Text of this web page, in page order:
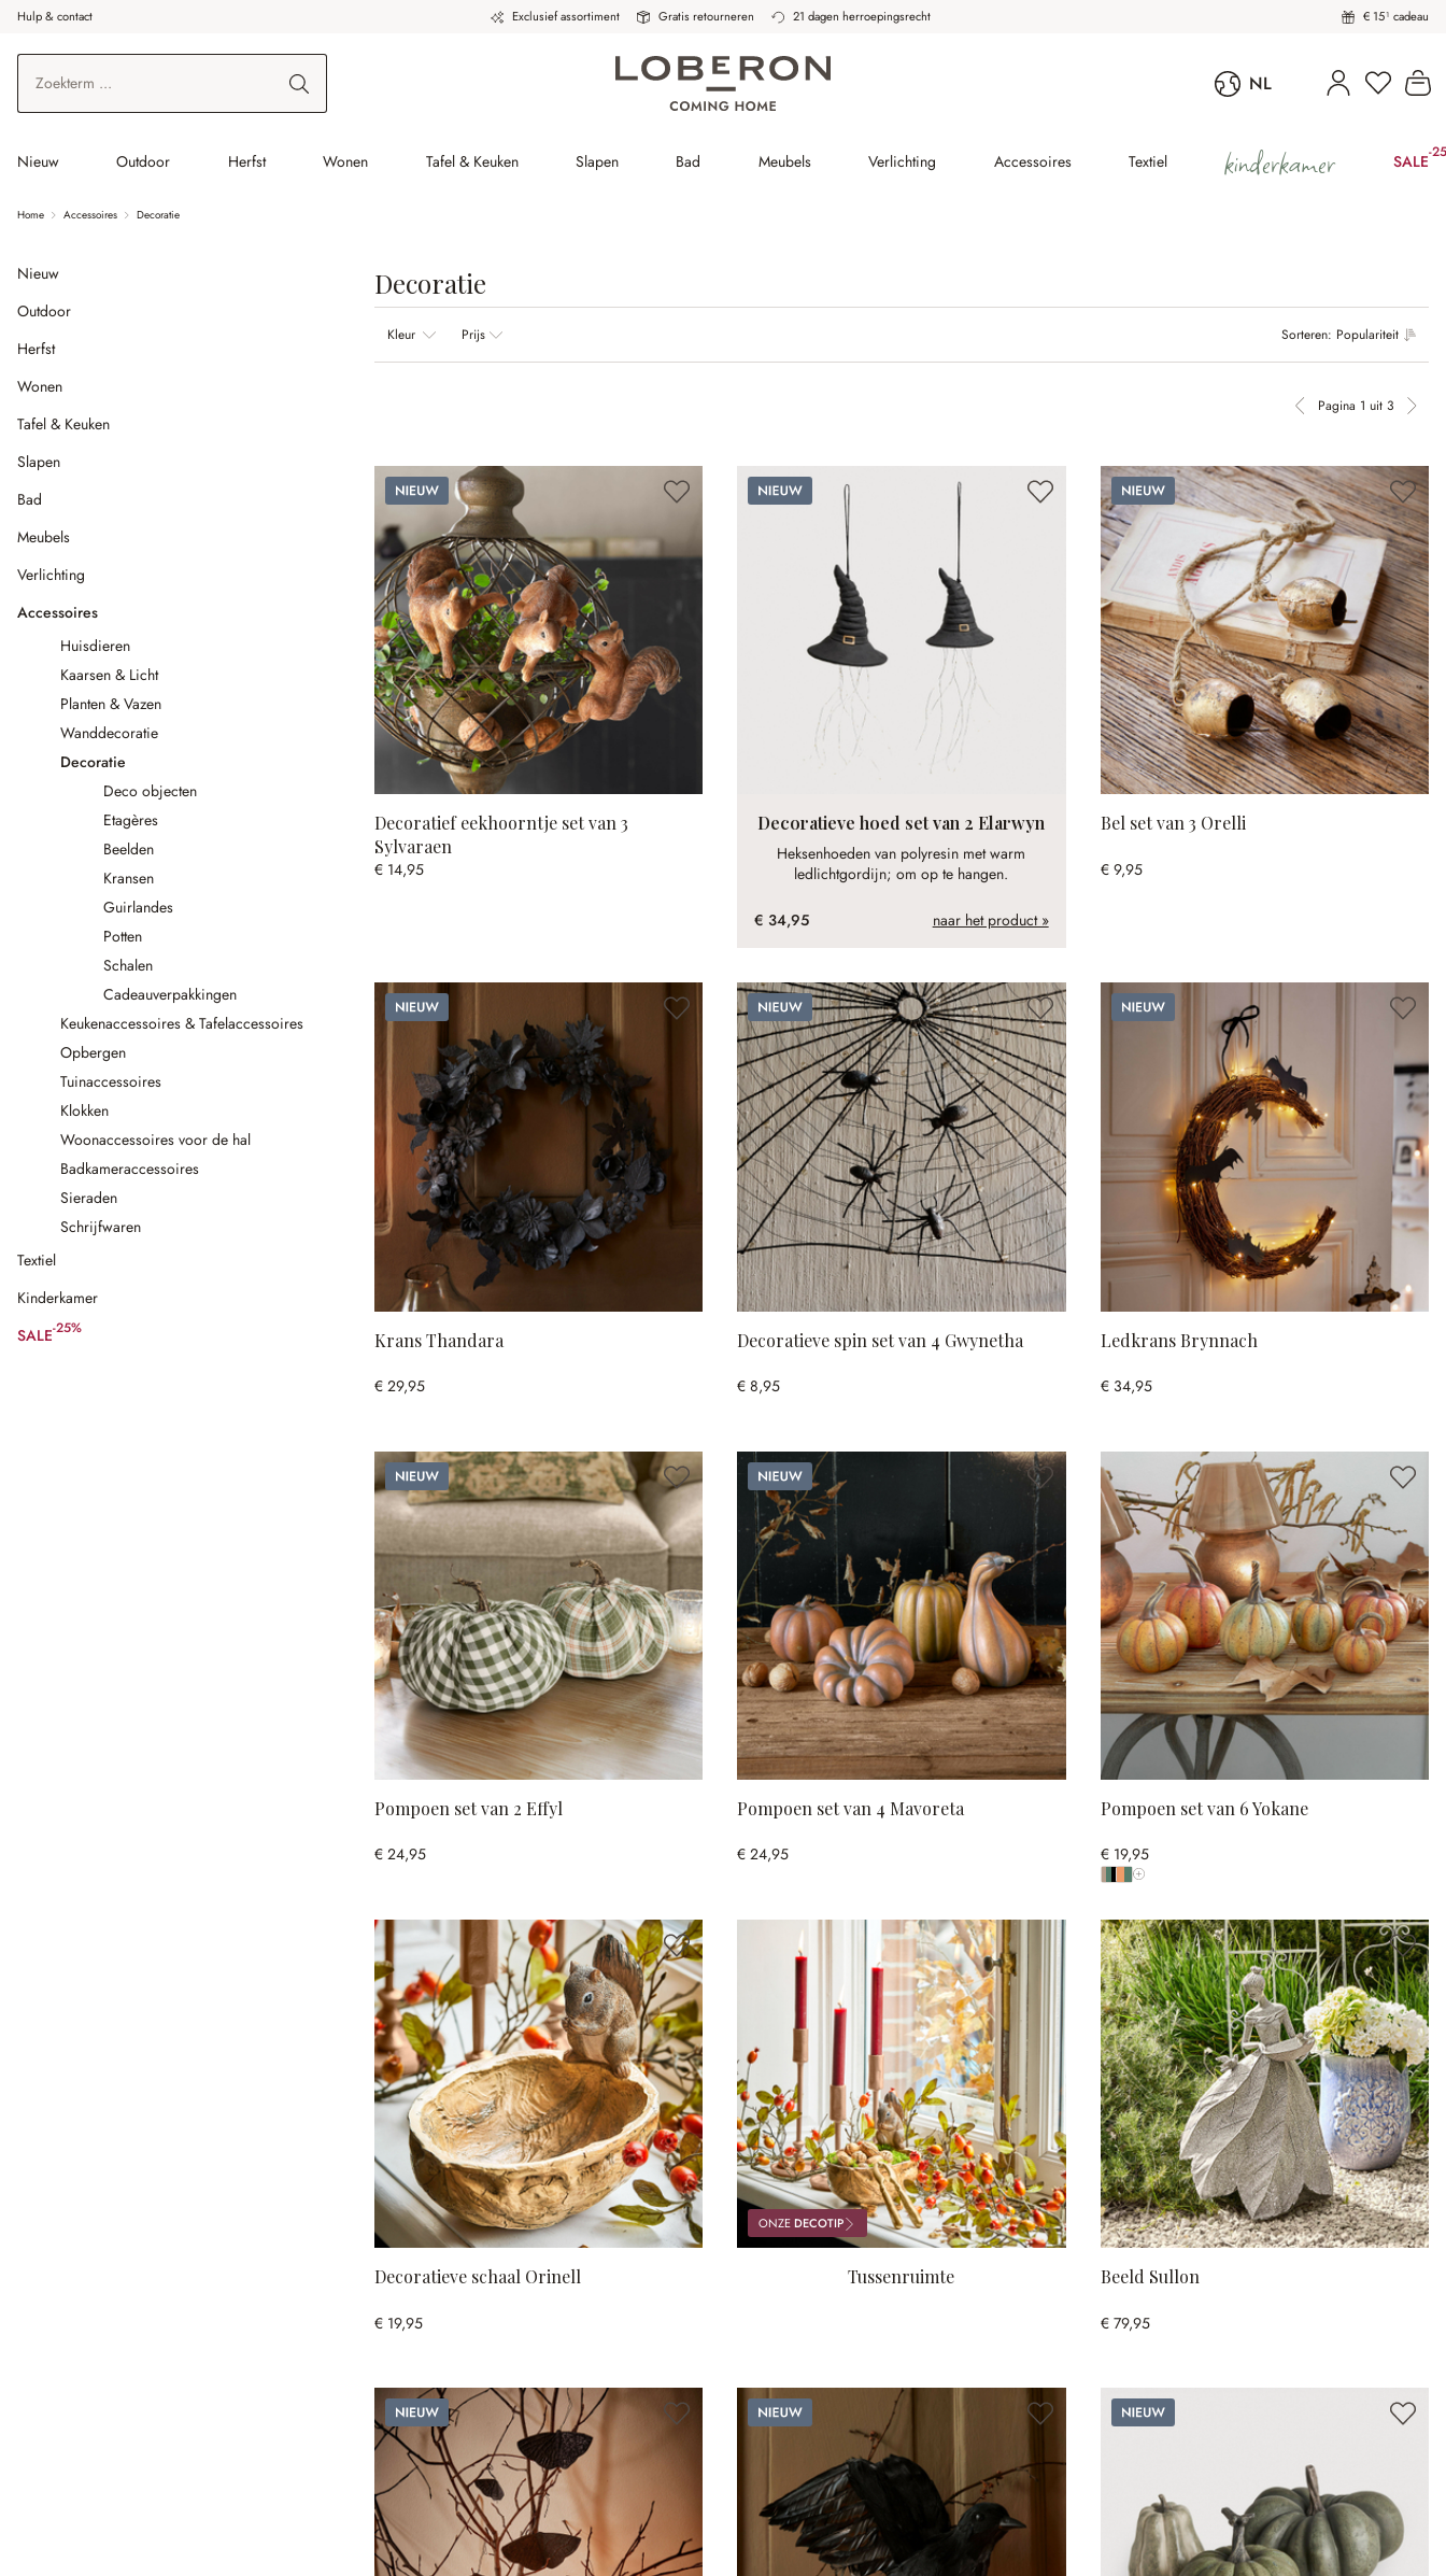
de hoofdinhoud
Ga naar zoeken
Ga naar de hoofdnavigatie
Hulp & contact Exclusief assortiment Gratis retourneren 21 dagen herroepingsrecht € 15¹ cadeau
NL
Nieuw Outdoor Herfst Wonen Tafel & Keuken Slapen Bad Meubels Verlichting Accessoires Textiel kinderkamer SALE-
Home Accessoires Decoratie
Nieuw
Outdoor
Herfst
Wonen
Tafel & Keuken
Slapen
Bad
Meubels
Verlichting
Accessoires
Huisdieren
Kaarsen & Licht
Planten & Vazen
Wanddecoratie
Decoratie
Deco objecten
Etagères
Beelden
Kransen
Guirlandes
Potten
Schalen
Cadeauverpakkingen
Keukenaccessoires & Tafelaccessoires
Opbergen
Tuinaccessoires
Klokken
Woonaccessoires voor de hal
Badkameraccessoires
Sieraden
Schrijfwaren
Textiel
Kinderkamer
SALE-25%
(25% gespart)
Decoratie
Sorteren: Populariteit
Kleur Prijs
Pagina 1 uit 3
Nieuw
Decoratief eekhoorntje set van 3
Sylvaraen
€ 14,95
Nieuw
Decoratieve hoed set van 2 Elarwyn
Heksenhoeden van polyresin met warm
ledlichtgordijn; om op te hangen.
€ 34,95 naar het product »
Nieuw
Bel set van 3 Orelli
€ 9,95
Nieuw
Krans Thandara
€ 29,95
Nieuw
Decoratieve spin set van 4 Gwynetha
€ 8,95
Nieuw
Ledkrans Brynnach
€ 34,95
Nieuw
Pompoen set van 2 Effyl
€ 24,95
Nieuw
Pompoen set van 4 Mavoreta
€ 24,95
Pompoen set van 6 Yokane
€ 19,95
Decoratieve schaal Orinell
€ 19,95
ONZEDECOTIP
Tussenruimte Beeld Sullon
€ 79,95
Nieuw Nieuw Nieuw